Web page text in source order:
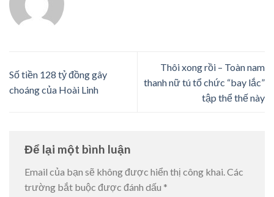
Số tiền 128 tỷ đồng gây
choáng của Hoài Linh
Thôi xong rồi – Toàn nam
thanh nữ tú tổ chức “bay lắc”
tập thể thế này
Để lại một bình luận
Email của bạn sẽ không được hiển thị công khai.Các
trường bắt buộc được đánh dấu *